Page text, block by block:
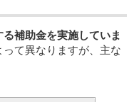
補助金を実施していま
て異なりますが、主な